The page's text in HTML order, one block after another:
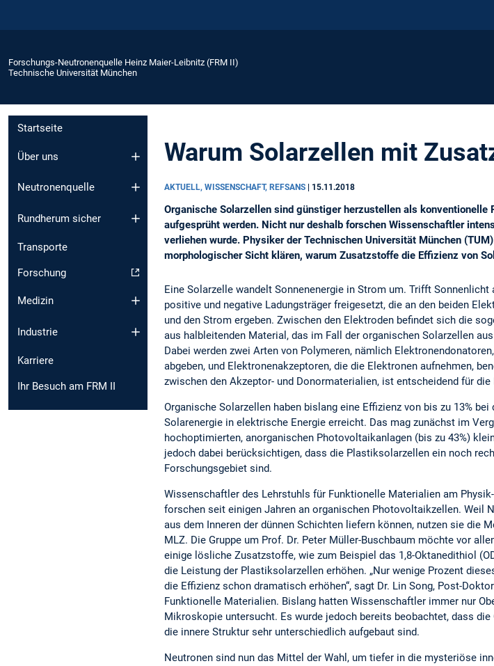
Forschungs-Neutronenquelle Heinz Maier-Leibnitz (FRM II)
Technische Universität München
Startseite
Über uns
Neutronenquelle
Rundherum sicher
Transporte
Forschung
Medizin
Industrie
Karriere
Ihr Besuch am FRM II
Warum Solarzellen mit
AKTUELL, WISSENSCHAFT, REFSANS | 15.11.2018
Organische Solarzellen sind günstiger herzustellen als
aufgesprüht werden. Nicht nur deshalb forschen Wissenschaftler
verliehen wurde. Physiker der Technischen Universität München
morphologischer Sicht klären, warum Zusatzstoffe die Effizienz von
Eine Solarzelle wandelt Sonnenenergie in Strom um. Trifft Sonnenlicht
positive und negative Ladungsträger freigesetzt, die an den beiden
und den Strom ergeben. Zwischen den Elektroden befindet sich die
aus halbleitenden Material, das im Fall der organischen Solarzellen
Dabei werden zwei Arten von Polymeren, nämlich
abgeben, und Elektronenakzeptoren, die die Elektronen aufnehmen,
zwischen den Akzeptor- und Donormaterialien, ist entscheidend für die
Organische Solarzellen haben bislang eine Effizienz von bis zu 13% bei
Solarenergie in elektrische Energie erreicht. Das mag zunächst im
hochoptimierten, anorganischen Photovoltaikanlagen (bis zu 43%)
jedoch dabei berücksichtigen, dass die Plastiksolarzellen ein noch
Forschungsgebiet sind.
Wissenschaftler des Lehrstuhls für Funktionelle Materialien am
forschen seit einigen Jahren an organischen Photovoltaikzellen. Weil
aus dem Inneren der dünnen Schichten liefern können, nutzen sie die
MLZ. Die Gruppe um Prof. Dr. Peter Müller-Buschbaum möchte vor
einige lösliche Zusatzstoffe, wie zum Beispiel das 1,8-Oktanedithiol
die Leistung der Plastiksolarzellen erhöhen. „Nur wenige Prozent
die Effizienz schon dramatisch erhöhen“, sagt Dr. Lin Song, Post-
Funktionelle Materialien. Bislang hatten Wissenschaftler immer nur
Mikroskopie untersucht. Es wurde jedoch bereits beobachtet, dass
die innere Struktur sehr unterschiedlich aufgebaut sind.
Neutronen sind nun das Mittel der Wahl, um tiefer in die mysteriöse